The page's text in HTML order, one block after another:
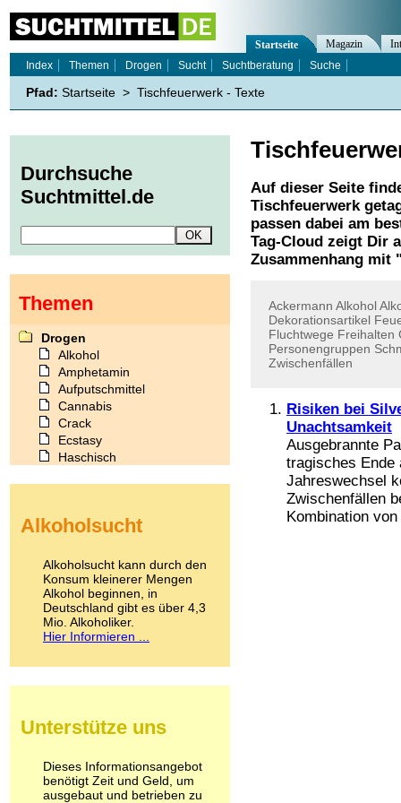
Auf dieser Seite
Tischfeuerwerk
passen dabei am
Tag-Cloud zeigt Dir
Zusammenhang mit
Ackermann Alkohol
Dekorationsartikel
Fluchtwege Freihalten
Personengruppen
Zwischenfällen
Risiken bei
Unachtsamkeit
Ausgebrannte
tragisches Ende
Jahreswechsel
Zwischenfällen
Kombination
Startseite Magazin
Index
Themen Drogen Sucht Suchtberatung Suche
Pfad: Startseite > Tischfeuerwerk - Texte
Durchsuche
Suchtmittel.de
Themen
Drogen
Alkohol
Amphetamin
Aufputschmittel
Cannabis
Crack
Ecstasy
Haschisch
Kokain
LSD
Marihuana
Medikamente
Meskalin
Metamphetamin
Methadon
Pilze
Psychopharmaka
Schlafmittel
Schmerzmittel
Alkoholsucht
Alkoholsucht kann durch den
Konsum kleinerer Mengen
Alkohol beginnen, in
Deutschland gibt es über 4,3
Mio. Alkoholiker.
Hier Informieren ...
Unterstütze uns
Dieses Informationsangebot
benötigt Zeit und Geld, um
ausgebaut und betrieben zu